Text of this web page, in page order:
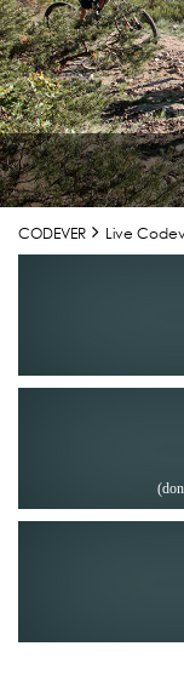
CODEVER Live